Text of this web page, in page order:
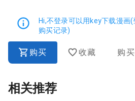
Hi,不登录可以用key下载漫画
购买记录)
购买 收藏 购
相关推荐